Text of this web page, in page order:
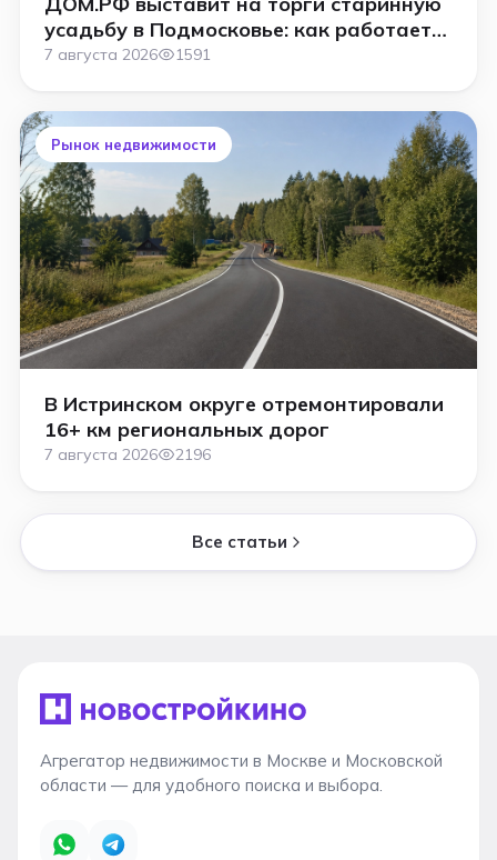
усадьбу в Подмосковье: как работает
аукцион
7 августа 2026 1591
Рынок недвижимости
В Истринском округе отремонтировали
16+ км региональных дорог
7 августа 2026 2196
Все статьи
Агрегатор недвижимости в Москве и Московской
области — для удобного поиска и выбора.